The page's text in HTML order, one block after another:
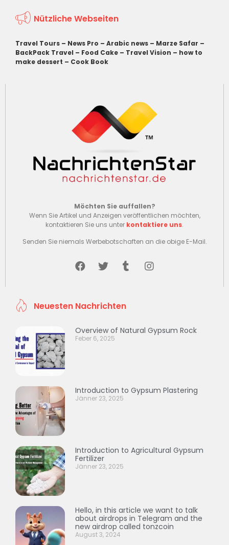
Nützliche Webseiten
Travel Tours – News Pro – Arabic news – Marze Safar –
BackPack Travel – Food Cake – Travel Vision – how to
make dessert – Cook Book
Möchten Sie auffallen?
Wenn Sie Artikel und Anzeigen veröffentlichen möchten,
kontaktieren Sie uns unter kontaktiere uns.
Senden Sie niemals Werbebotschaften an die obige E-Mail.
Neuesten Nachrichten
Overview of Natural Gypsum Rock
Feber 6, 2025
Introduction to Gypsum Plastering
Jänner 23, 2025
Introduction to Agricultural Gypsum
Fertilizer
Jänner 23, 2025
Hello, in this article we want to talk
about airdrops in Telegram and the
new airdrop called tonzcoin
August 3, 2024